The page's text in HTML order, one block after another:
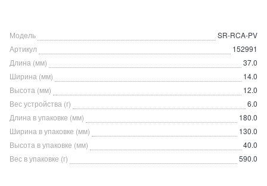
Модель
SR-RCA-PV
Артикул
152991
Длина (мм)
37.0
Ширина (мм)
14.0
Высота (мм)
12.0
Вес устройства (г)
6.0
Длина в упаковке (мм)
180.0
Ширина в упаковке (мм)
130.0
Высота в упаковке (мм)
40.0
Вес в упаковке (г)
590.0